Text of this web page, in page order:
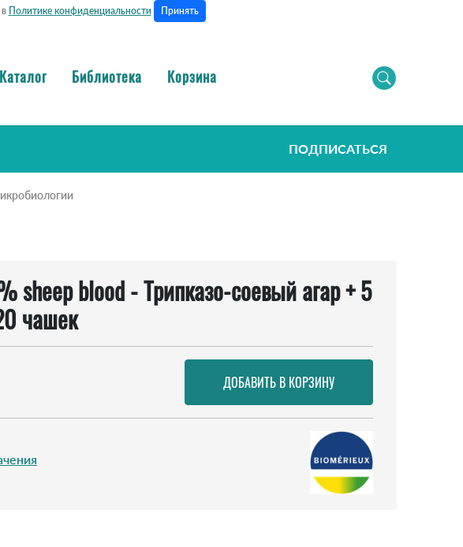
Политике конфиденциальности Принять
Каталог Библиотека Корзина
ПОДПИСАТЬСЯ
sheep blood - Tрипказо-соевый агар + 5
чашек